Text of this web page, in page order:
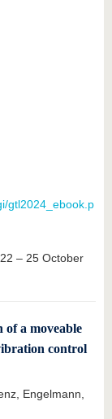
gtl2024_ebook.p
– 25 October
a moveable
control
Engelmann,